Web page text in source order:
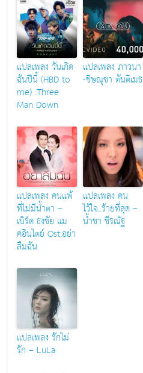
แปลเพลง วันเกิด
ฉันปีนี้ (HBD to
me) :Three
Man Down
แปลเพลง ภาวนา
-ชิษณุชา ตันติเมธ
แปลเพลง คนแพ้
ที่ไม่มีน้ำตา –
เบิร์ด ธงชัย แม
คอินไตย์ Ost.อย่า
ลืมฉัน
แปลเพลง คน
ไว้ใจ..ร้ายที่สุด –
น้ำชา ชีรณัฐ
แปลเพลง รักไม่
รัก – LuLa